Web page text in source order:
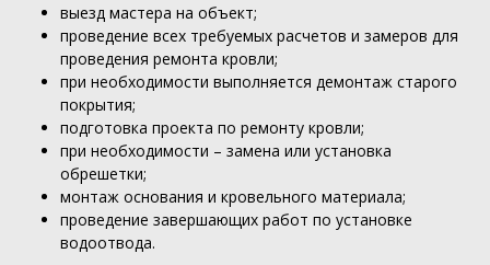
выезд мастера на объект;
проведение всех требуемых расчетов и замеров для
проведения ремонта кровли;
при необходимости выполняется демонтаж старого
покрытия;
подготовка проекта по ремонту кровли;
при необходимости – замена или установка
обрешетки;
монтаж основания и кровельного материала;
проведение завершающих работ по установке
водоотвода.